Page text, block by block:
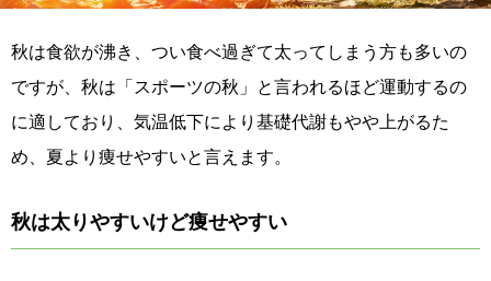
秋は食欲が沸き、つい食べ過ぎて太ってしまう方も多いの
ですが、秋は「スポーツの秋」と言われるほど運動するの
に適しており、気温低下により基礎代謝もやや上がるた
め、夏より痩せやすいと言えます。
秋は太りやすいけど痩せやすい